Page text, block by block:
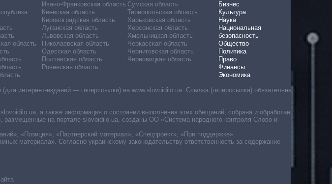
область
Ивано-Франковская область
Киевская область
Кировоградская область
Луганская область
Львовская область
Николаевская область
Одесская область
Полтавская область
Ровенская область
Сумская область
Тернопольская область
Харьковская область
Херсонская область
Хмельницкая область
Черкасская область
Черниговская область
Черновицкая область
Бизнес
Культура
Наука
Национальная
безопасность
Общество
Политика
Право
Финансы
Экономика
интернет-изданий — гиперссылки) на www.slovoidilo.ua. Ссылка (гиперссылка) обязательна
а также информация о состоянии выполнения этих обещаний, собрана и обработана
на портале slovoidilo.ua, созданы ОО «Система народного контроля Слово и
«Позиция», «Партнерский материал», «Спецпроект», «При поддержке».
материалах. Согласно украинскому законодательству ответственность за содержание